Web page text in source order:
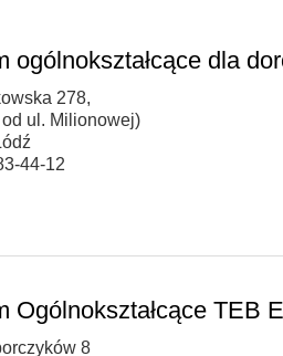
ogólnokształcące dla
278,
ul. Milionowej)
44-12
Ogólnokształcące TEB
8